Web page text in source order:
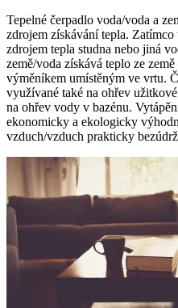
Tepelné čerpadlo voda/voda a
zdrojem získávání tepla.
zdrojem tepla studna nebo jiná
země/voda získává teplo ze
výměníkem umístěným ve vrtu.
využívané také na ohřev
na ohřev vody v bazénu.
ekonomicky a ekologicky
vzduch/vzduch prakticky